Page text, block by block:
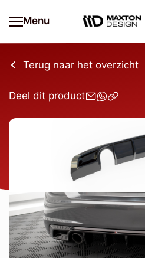
Menu
Terug naar het overzicht
Deel dit product